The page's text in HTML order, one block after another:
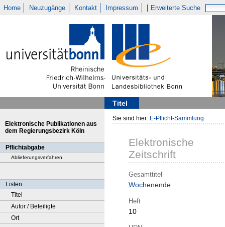
Home Neuzugänge Kontakt Impressum Erweiterte Suche
Titel
Elektronische Publikationen aus
dem Regierungsbezirk Köln
Pflichtabgabe
Ablieferungsverfahren
Listen
Titel
Autor / Beteiligte
Ort
Sie sind hier: E-Pflicht-Sammlung
Elektronische
Zeitschrift
Gesamttitel
Wochenende
Heft
10